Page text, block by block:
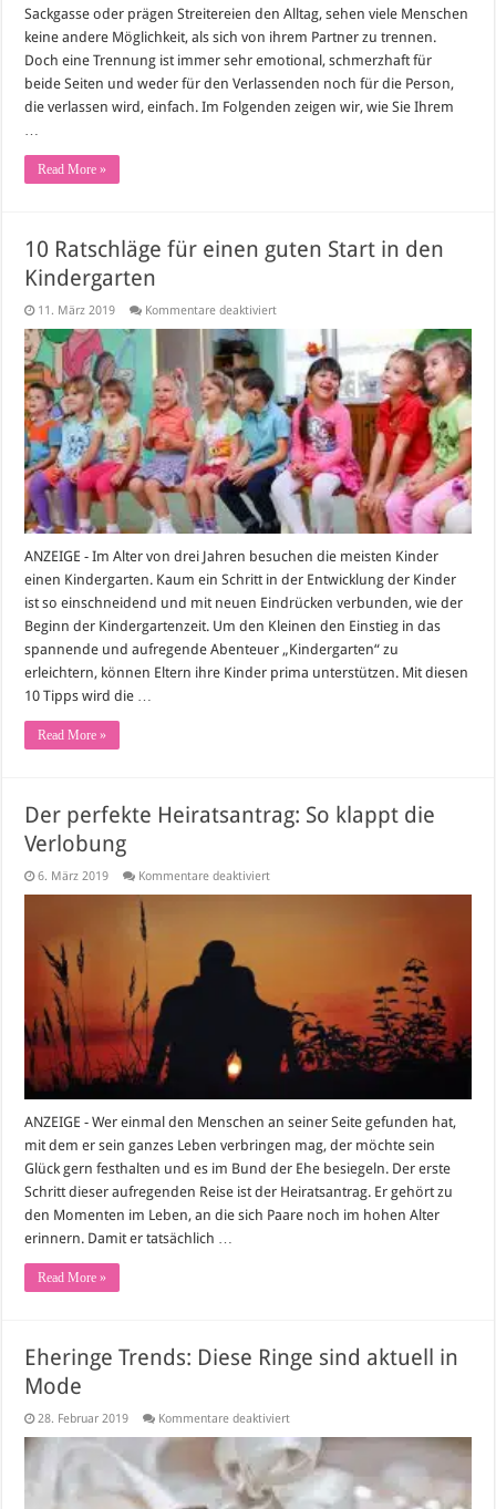
Sackgasse oder prägen Streitereien den Alltag, sehen viele Menschen
keine andere Möglichkeit, als sich von ihrem Partner zu trennen.
Doch eine Trennung ist immer sehr emotional, schmerzhaft für
beide Seiten und weder für den Verlassenden noch für die Person,
die verlassen wird, einfach. Im Folgenden zeigen wir, wie Sie Ihrem
Read More »
10 Ratschläge für einen guten Start in den
Kindergarten
11. März 2019 Kommentare deaktiviertfür
Ratschläge
für
guten
Start
in
den
Kindergarten
ANZEIGE - Im Alter von drei Jahren besuchen die meisten Kinder
einen Kindergarten. Kaum ein Schritt in der Entwicklung der Kinder
ist so einschneidend und mit neuen Eindrücken verbunden, wie der
Beginn der Kindergartenzeit. Um den Kleinen den Einstieg in das
spannende und aufregende Abenteuer „Kindergarten“ zu
erleichtern, können Eltern ihre Kinder prima unterstützen. Mit diesen
10 Tipps wird die …
Read More »
Der perfekte Heiratsantrag: So klappt die
Verlobung
6. März 2019 Kommentare deaktiviertfür
ANZEIGE - Wer einmal den Menschen an seiner Seite gefunden hat,
mit dem er sein ganzes Leben verbringen mag, der möchte sein
Glück gern festhalten und es im Bund der Ehe besiegeln. Der erste
Schritt dieser aufregenden Reise ist der Heiratsantrag. Er gehört zu
den Momenten im Leben, an die sich Paare noch im hohen Alter
erinnern. Damit er tatsächlich …
Read More »
Eheringe Trends: Diese Ringe sind aktuell in
Mode
28. Februar 2019 Kommentare deaktiviertfür
Trends:
Diese
Ringe
aktuell